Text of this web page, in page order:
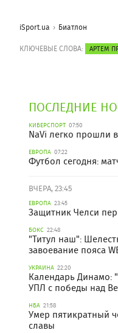
iSport.ua Биатлон
КЛЮЧЕВЫЕ СЛОВА: АРТЕМ
ПОСЛЕДНИЕ
КИБЕРСПОРТ 07:50
NaVi легко прошли
ЕВРОПА 07:22
Футбол сегодня:
ВЧЕРА, 23:45
ЕВРОПА 23:45
Защитник Челси
БОКС 22:48
"Титул наш":
завоевание пояса
УКРАИНА 22:20
Календарь Динамо:
УПЛ с победы над
НБА 21:58
Умер пятикратный
славы